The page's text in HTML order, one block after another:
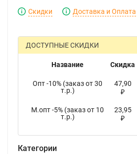
Скидки Доставка и Оплата
ДОСТУПНЫЕ СКИДКИ
Название Скидка
Опт -10% (заказ от 30
т.р.)
47,90
₽
М.опт -5% (заказ от 10
т.р.)
23,95
₽
Категории